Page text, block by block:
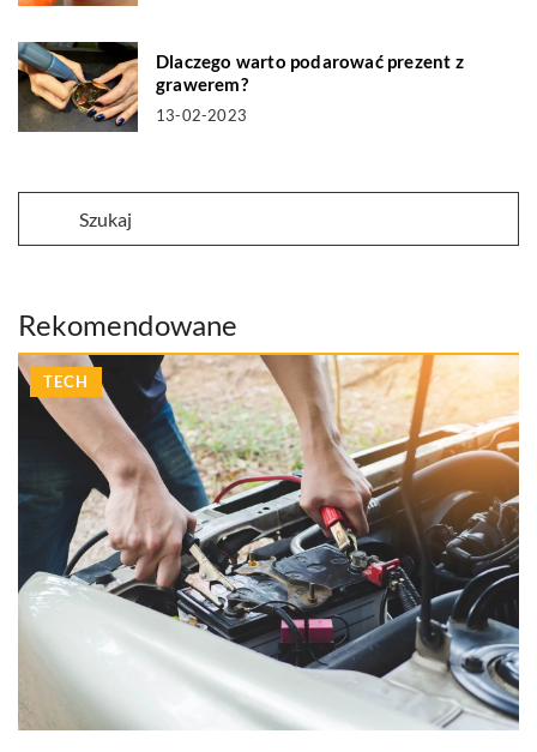
Dlaczego warto podarować prezent z
grawerem?
13-02-2023
Rekomendowane
TECH